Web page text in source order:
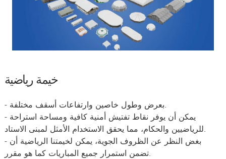
خيمة رياضية
- يمكن أن يوفر نقاط تفتيش أمنية كافية ومساحة استراحة
- بغض النظر عن الظروف الجوية، يمكن لخيمتنا الرياضية أن
تضمن استمرار جميع المباريات كما هو مقرر.